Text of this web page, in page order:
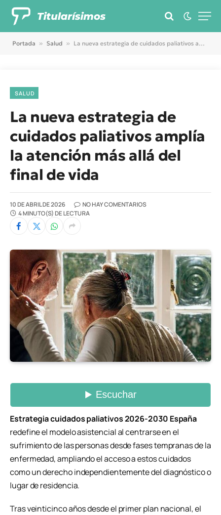
Titularísimos
Portada » Salud » La nueva estrategia de cuidados paliativos amplía la atención más allá del final de vida
SALUD
La nueva estrategia de
cuidados paliativos amplía
la atención más allá del
final de vida
10 DE ABRIL DE 2026
NO HAY COMENTARIOS
4 MINUTO(S) DE LECTURA
Estrategia cuidados paliativos 2026-2030 España
redefine el modelo asistencial al centrarse en el
sufrimiento de las personas desde fases tempranas de la
enfermedad, ampliando el acceso a estos cuidados
como un derecho independientemente del diagnóstico o
lugar de residencia.
Tras veinticinco años desde el primer plan nacional, el